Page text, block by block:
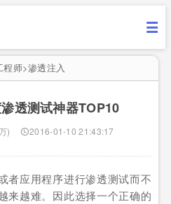
程师>渗透注入
透测试神器TOP10
) 2016-01-10 21:43:17
者应用程序进行渗透测试而不
来越难。因此选择一个正确的